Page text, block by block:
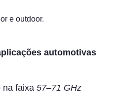
e outdoor.
automotivas
na faixa 57–71 GHz